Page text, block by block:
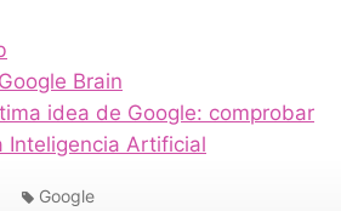
Google Brain
idea de Google: comprobar
Inteligencia Artificial
Google